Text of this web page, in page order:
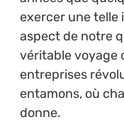
exercer une telle
aspect de notre
véritable voyage
entreprises
entamons, où
donne.